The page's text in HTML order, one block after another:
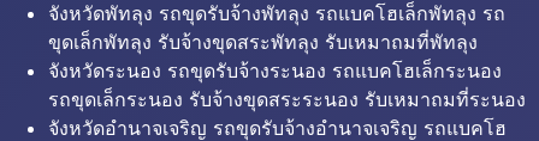
จังหวัดพัทลุง รถขุดรับจ้างพัทลุง รถแบคโฮเล็กพัทลุง รถ
ขุดเล็กพัทลุง รับจ้างขุดสระพัทลุง รับเหมาถมที่พัทลุง
จังหวัดระนอง รถขุดรับจ้างระนอง รถแบคโฮเล็กระนอง
รถขุดเล็กระนอง รับจ้างขุดสระระนอง รับเหมาถมที่ระนอง
จังหวัดอำนาจเจริญ รถขุดรับจ้างอำนาจเจริญ รถแบคโฮ